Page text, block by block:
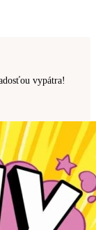
vypátra!